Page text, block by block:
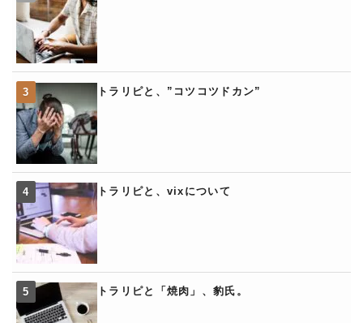
トラリピと、”コツコツドカン”
トラリピと、vixについて
トラリピと「焼肉」、豹氏。